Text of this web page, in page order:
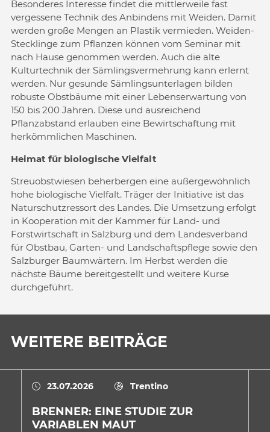
Besonderes Interesse findet die mittlerweile fast
vergessene Technik des Anbindens mit Weiden. Damit
werden große Mengen an Plastik vermieden. Weiden-
Stecklinge zum Pflanzen können vom Seminar mit
nach Hause genommen werden. Auch die alte
Kulturtechnik der Sämlingsvermehrung kann erlernt
werden. Nur gesunde Sämlingsunterlagen bilden
robuste Obstbäume mit einer Lebenserwartung von
150 bis 200 Jahren. Diese und ausreichend
Pflanzabstand erlauben eine Bewirtschaftung mit
herkömmlichen Maschinen.
Heimat für biologische Vielfalt
Streuobstwiesen beherbergen eine außergewöhnlich
hohe biologische Vielfalt. Träger der Initiative ist das
Naturschutzressort des Landes. Die Umsetzung erfolgt
in Kooperation mit der Kammer für Land- und
Forstwirtschaft in Salzburg und dem Landesverband
für Obstbau, Garten- und Landschaftspflege sowie den
Salzburger Baumwärtern. Im Herbst werden die
nächste Bäume bereitgestellt und weitere Kurse
durchgeführt.
WEITERE BEITRÄGE
23.07.2026 Trentino
BRENNER: EINE STUDIE ZUR
VARIABLEN MAUT